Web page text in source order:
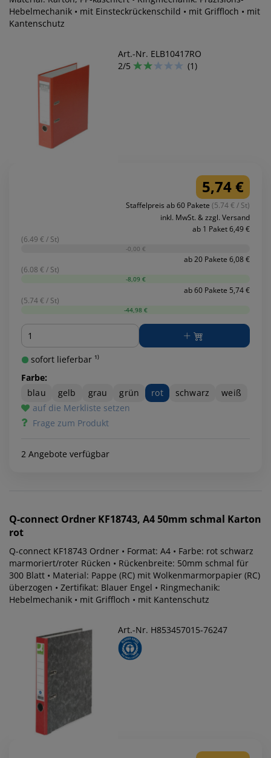
Hebelmechanik • mit Einsteckrückenschild • mit Griffloch • mit
Kantenschutz
Art.-Nr. ELB10417RO
2/5
(1)
5,74 €
Staffelpreis ab 60 Pakete (5.74 € / St)
inkl. MwSt. & zzgl. Versand
ab 1 Paket 6,49 €
(6.49 € / St)
-0,00 €
ab 20 Pakete 6,08 €
(6.08 € / St)
-8,09 €
ab 60 Pakete 5,74 €
(5.74 € / St)
-44,98 €
Menge
sofort lieferbar ¹⁾
Farbe:
blau
gelb grau grün rot schwarz
weiß
auf die Merkliste setzen
Frage zum Produkt
2 Angebote verfügbar
Q-connect Ordner KF18743, A4 50mm schmal Karton
rot
Q-connect KF18743 Ordner • Format: A4 • Farbe: rot schwarz
marmoriert/roter Rücken • Rückenbreite: 50mm schmal für
300 Blatt • Material: Pappe (RC) mit Wolkenmarmorpapier (RC)
überzogen • Zertifikat: Blauer Engel • Ringmechanik:
Hebelmechanik • mit Griffloch • mit Kantenschutz
Art.-Nr. H853457015-76247